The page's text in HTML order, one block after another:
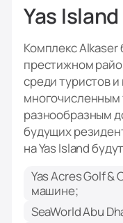
Yas Island
Комплекс Alkaser
престижном
среди туристов
многочисленным
разнообразным
будущих
на Yas Island
Yas Acres Golf
машине;
SeaWorld Abu